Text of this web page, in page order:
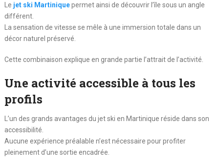
Le jet ski Martiniquepermet ainsi de découvrir l’île sous un angle
différent.
La sensation de vitesse se mêle à une immersion totale dans un
décor naturel préservé.
Cette combinaison explique en grande partie l’attrait de l’activité.
Une activité accessible à tous les
profils
L’un des grands avantages du jet ski en Martinique réside dans son
accessibilité.
Aucune expérience préalable n’est nécessaire pour profiter
pleinement d’une sortie encadrée.